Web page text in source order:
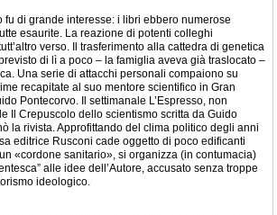
fu di grande interesse: i libri ebbero numerose
esaurite. La reazione di potenti colleghi
verso. Il trasferimento alla cattedra di genetica
di lì a poco – la famiglia aveva già traslocato –
Una serie di attacchi personali compaiono su
recapitate al suo mentore scientifico in Gran
Pontecorvo. Il settimanale L’Espresso, non
Il Crepuscolo dello scientismo scritta da Guido
la rivista. Approfittando del clima politico degli anni
editrice Rusconi cade oggetto di poco edificanti
«cordone sanitario», si organizza (in contumacia)
alle idee dell’Autore, accusato senza troppe
ideologico.